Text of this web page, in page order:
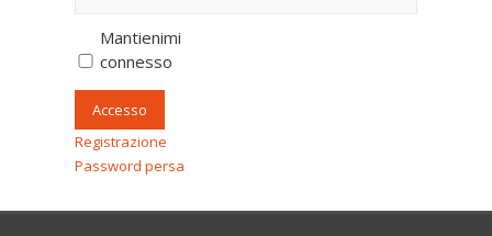
Mantienimi
connesso
Accesso
Registrazione
Password persa